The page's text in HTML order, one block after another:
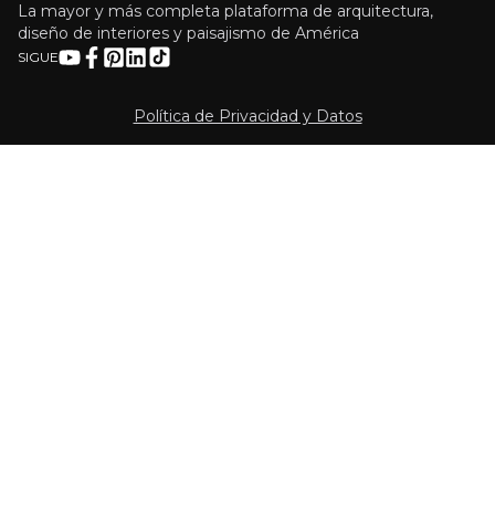
La mayor y más completa plataforma de arquitectura,
diseño de interiores y paisajismo de América
SIGUE
Política de Privacidad y Datos